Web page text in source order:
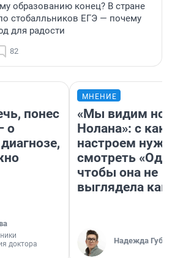
образованию конец? В стране
стобалльников ЕГЭ — почему
для радости
82
понес
о
доктора
МНЕНИЕ
«Мы видим
Нолана»: с
настроем
смотреть
чтобы она не
выглядела как
Надежда